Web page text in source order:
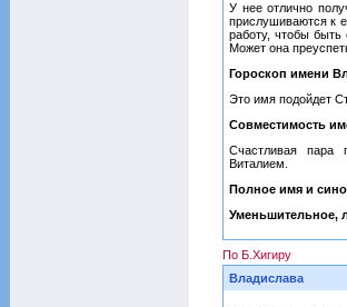
У нее отлично
прислушиваются к
работу, чтобы
Может она
Гороскоп имени
Это имя подойдет
Совместимость
Счастливая пара
Виталием.
Полное имя и
Уменьшительное,
По Б.Хигиру
Владислава